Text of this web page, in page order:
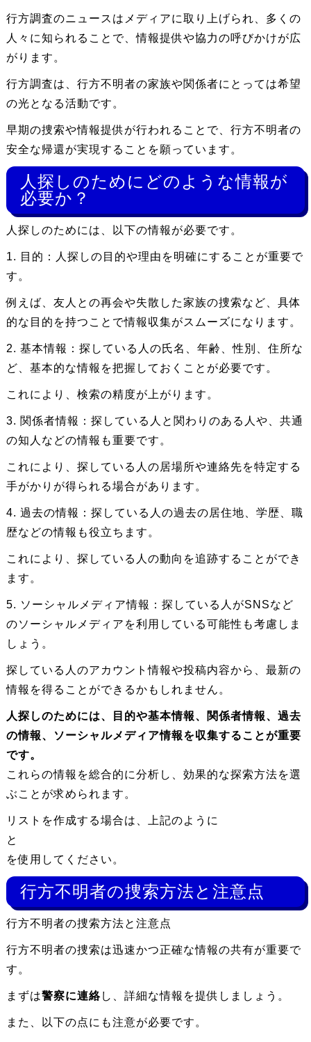
行方調査のニュースはメディアに取り上げられ、多くの
人々に知られることで、情報提供や協力の呼びかけが広
がります。
行方調査は、行方不明者の家族や関係者にとっては希望
の光となる活動です。
早期の捜索や情報提供が行われることで、行方不明者の
安全な帰還が実現することを願っています。
人探しのためにどのような情報が
必要か？
人探しのためには、以下の情報が必要です。
1. 目的：人探しの目的や理由を明確にすることが重要で
す。
例えば、友人との再会や失散した家族の捜索など、具体
的な目的を持つことで情報収集がスムーズになります。
2. 基本情報：探している人の氏名、年齢、性別、住所な
ど、基本的な情報を把握しておくことが必要です。
これにより、検索の精度が上がります。
3. 関係者情報：探している人と関わりのある人や、共通
の知人などの情報も重要です。
これにより、探している人の居場所や連絡先を特定する
手がかりが得られる場合があります。
4. 過去の情報：探している人の過去の居住地、学歴、職
歴などの情報も役立ちます。
これにより、探している人の動向を追跡することができ
ます。
5. ソーシャルメディア情報：探している人がSNSなど
のソーシャルメディアを利用している可能性も考慮しま
しょう。
探している人のアカウント情報や投稿内容から、最新の
情報を得ることができるかもしれません。
人探しのためには、目的や基本情報、関係者情報、過去
の情報、ソーシャルメディア情報を収集することが重要
です。
これらの情報を総合的に分析し、効果的な探索方法を選
ぶことが求められます。
リストを作成する場合は、上記のように
と
を使用してください。
行方不明者の捜索方法と注意点
行方不明者の捜索方法と注意点
行方不明者の捜索は迅速かつ正確な情報の共有が重要で
す。
まずは警察に連絡し、詳細な情報を提供しましょう。
また、以下の点にも注意が必要です。